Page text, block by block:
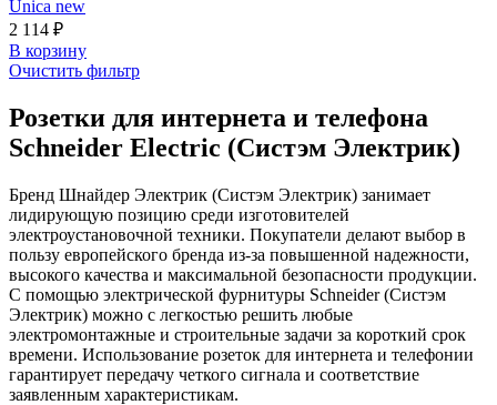
Unica new
2 114 ₽
В корзинy
Очистить фильтр
Розетки для интернета и телефона
Schneider Electric (Систэм Электрик)
Бренд Шнайдер Электрик (Систэм Электрик) занимает
лидирующую позицию среди изготовителей
электроустановочной техники. Покупатели делают выбор в
пользу европейского бренда из-за повышенной надежности,
высокого качества и максимальной безопасности продукции.
С помощью электрической фурнитуры Schneider (Систэм
Электрик) можно с легкостью решить любые
электромонтажные и строительные задачи за короткий срок
времени. Использование розеток для интернета и телефонии
гарантирует передачу четкого сигнала и соответствие
заявленным характеристикам.